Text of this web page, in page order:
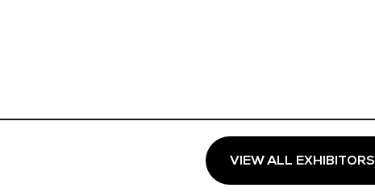
VIEW ALL EXHIBITORS